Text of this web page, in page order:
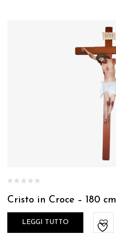
Cristo in Croce – 180 cm
LEGGI TUTTO